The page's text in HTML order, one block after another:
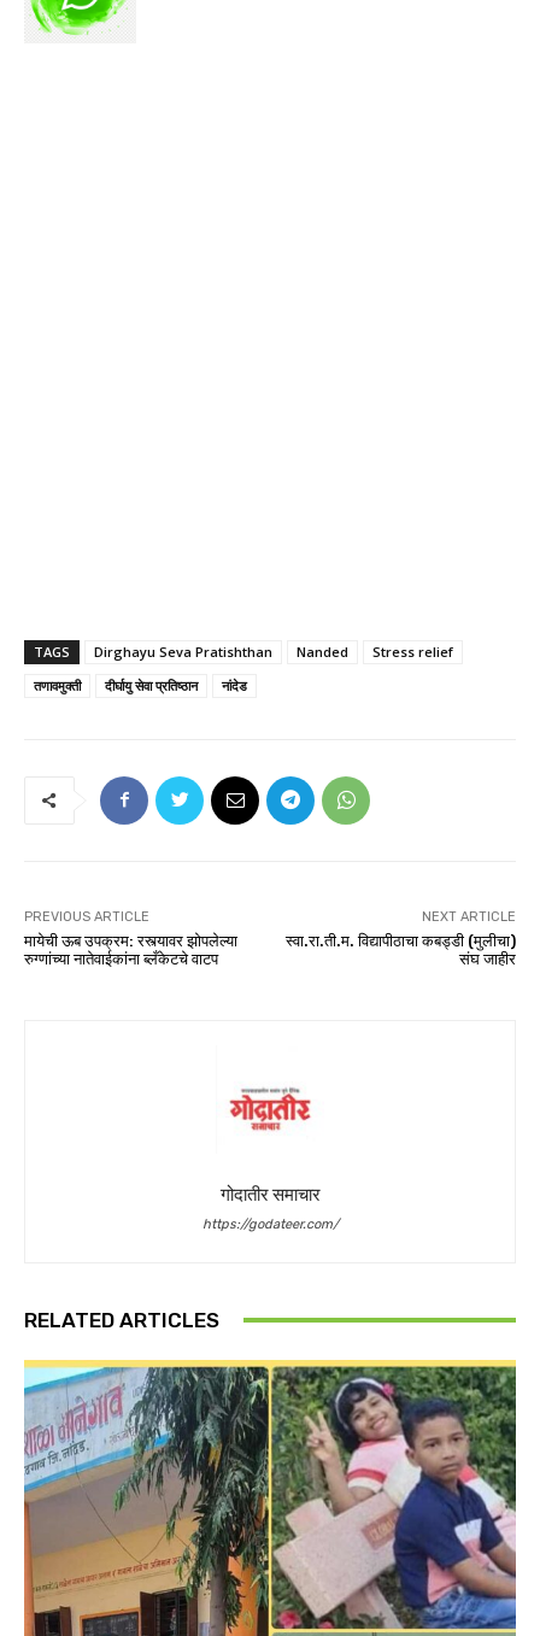
TAGS Dirghayu Seva Pratishthan Nanded
Stress relief
तणावमुक्ती
दीर्घायु सेवा प्रतिष्ठान नांदेड
PREVIOUS ARTICLE
मायेची ऊब उपक्रम: रस्त्यावर झोपलेल्या
रुग्णांच्या नातेवाईकांना ब्लँकेटचे वाटप
NEXT ARTICLE
स्वा.रा.ती.म. विद्यापीठाचा कबड्डी (मुलीचा)
संघ जाहीर
गोदातीर समाचार
https://godateer.com/
RELATED ARTICLES